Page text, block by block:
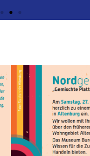
heutige
SWG und
(SWG),
aus der